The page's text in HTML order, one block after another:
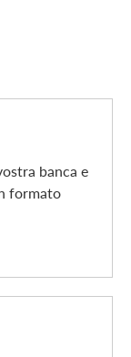
banca e
formato